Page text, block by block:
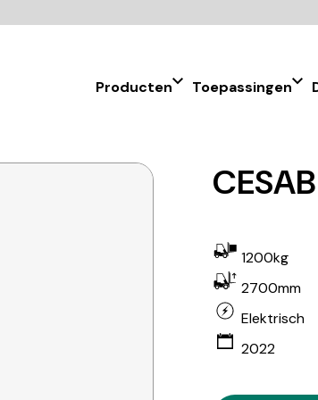
Producten Toepassingen
1200kg
2700mm
Elektrisch
2022